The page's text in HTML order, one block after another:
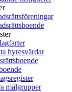
hyresvärdar
målgrupper